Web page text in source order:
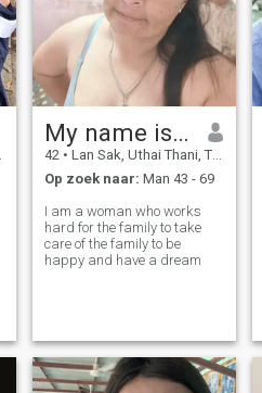
My name is Saengduean
42 • Lan Sak, Uthai Thani, Thailand
Op zoek naar: Man 43 - 69
I am a woman who works
hard for the family to take
care of the family to be
happy and have a dream